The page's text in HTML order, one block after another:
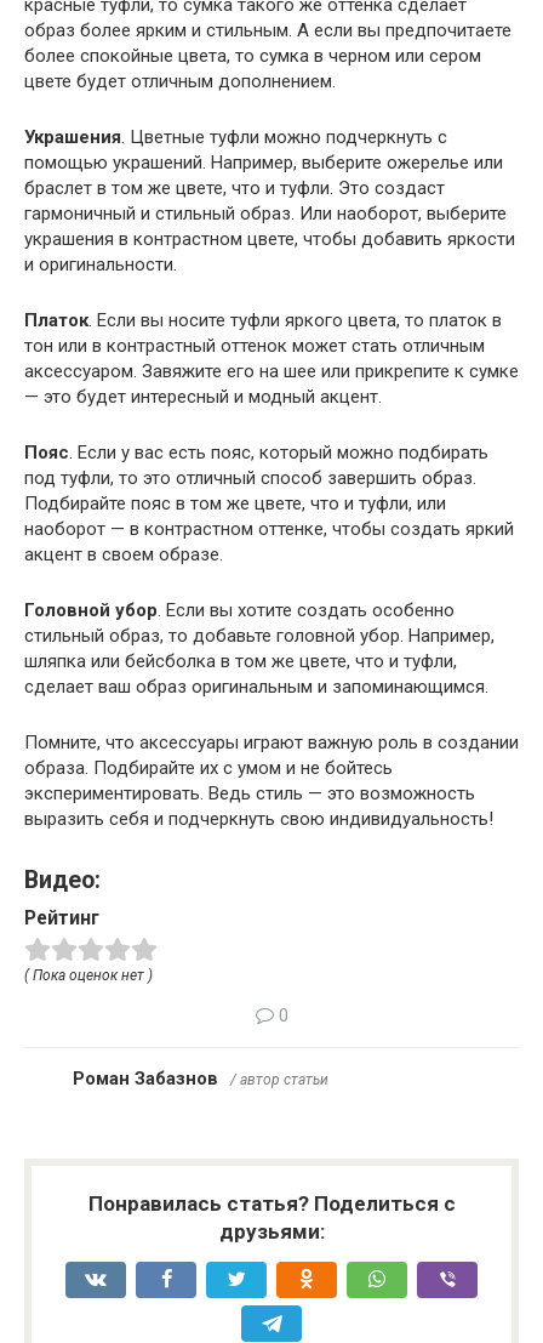
красные туфли, то сумка такого же оттенка сделает
образ более ярким и стильным. А если вы предпочитаете
более спокойные цвета, то сумка в черном или сером
цвете будет отличным дополнением.
Украшения. Цветные туфли можно подчеркнуть с
помощью украшений. Например, выберите ожерелье или
браслет в том же цвете, что и туфли. Это создаст
гармоничный и стильный образ. Или наоборот, выберите
украшения в контрастном цвете, чтобы добавить яркости
и оригинальности.
Платок. Если вы носите туфли яркого цвета, то платок в
тон или в контрастный оттенок может стать отличным
аксессуаром. Завяжите его на шее или прикрепите к сумке
— это будет интересный и модный акцент.
Пояс. Если у вас есть пояс, который можно подбирать
под туфли, то это отличный способ завершить образ.
Подбирайте пояс в том же цвете, что и туфли, или
наоборот — в контрастном оттенке, чтобы создать яркий
акцент в своем образе.
Головной убор. Если вы хотите создать особенно
стильный образ, то добавьте головной убор. Например,
шляпка или бейсболка в том же цвете, что и туфли,
сделает ваш образ оригинальным и запоминающимся.
Помните, что аксессуары играют важную роль в создании
образа. Подбирайте их с умом и не бойтесь
экспериментировать. Ведь стиль — это возможность
выразить себя и подчеркнуть свою индивидуальность!
Видео:
Рейтинг
( Пока оценок нет )
0
Роман Забазнов / автор статьи
Понравилась статья? Поделиться с
друзьями: